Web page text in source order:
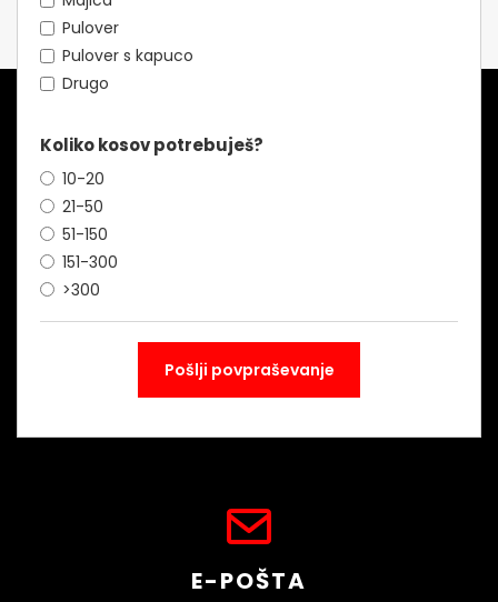
Pulover
Pulover s kapuco
Drugo
Koliko kosov potrebuješ?
10-20
21-50
51-150
151-300
>300
E-POŠTA